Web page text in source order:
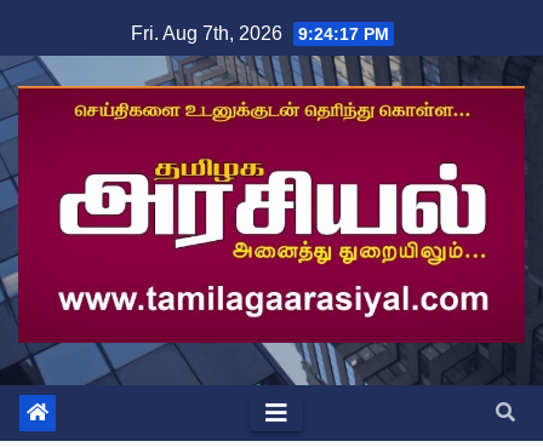
to
content
Fri. Aug 7th, 2026 9:24:18 PM